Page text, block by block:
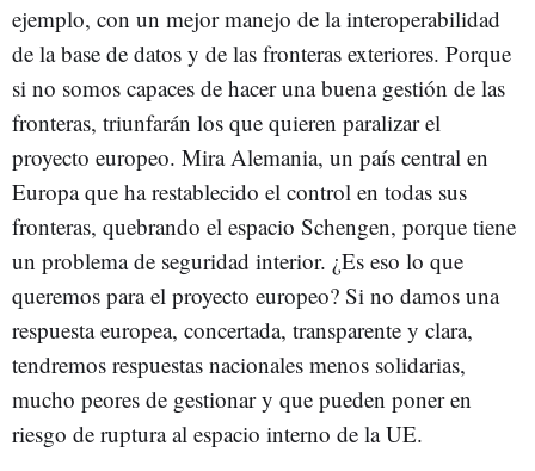
ejemplo, con un mejor manejo de la interoperabilidad
de la base de datos y de las fronteras exteriores. Porque
si no somos capaces de hacer una buena gestión de las
fronteras, triunfarán los que quieren paralizar el
proyecto europeo. Mira Alemania, un país central en
Europa que ha restablecido el control en todas sus
fronteras, quebrando el espacio Schengen, porque tiene
un problema de seguridad interior. ¿Es eso lo que
queremos para el proyecto europeo? Si no damos una
respuesta europea, concertada, transparente y clara,
tendremos respuestas nacionales menos solidarias,
mucho peores de gestionar y que pueden poner en
riesgo de ruptura al espacio interno de la UE.